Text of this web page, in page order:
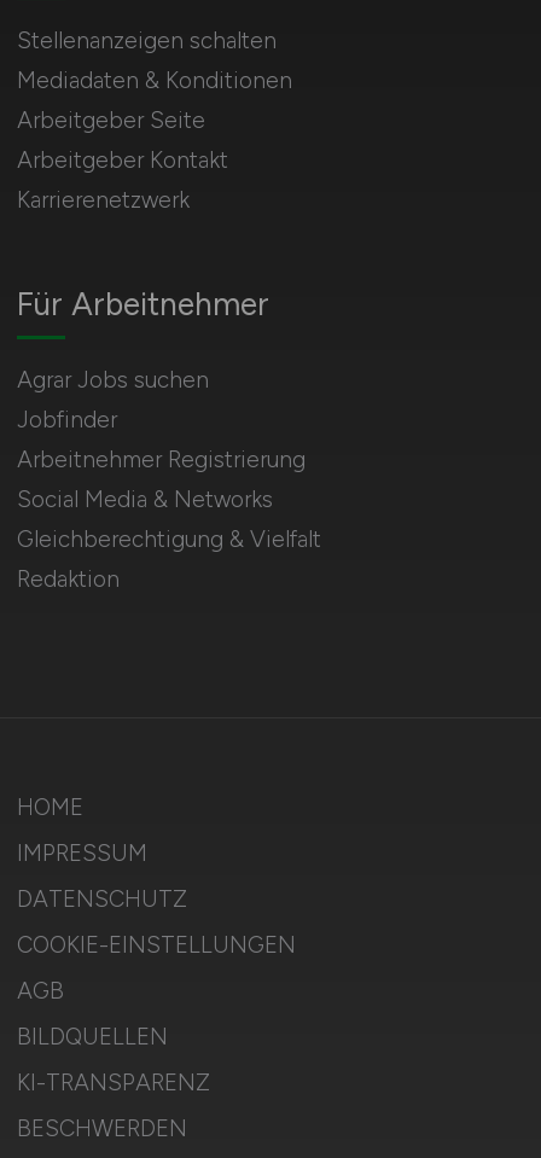
Für Arbeitnehmer
Agrar Jobs suchen
Jobfinder
Arbeitnehmer Registrierung
Social Media & Networks
Gleichberechtigung & Vielfalt
Redaktion
Stellenanzeigen schalten
Mediadaten & Konditionen
Arbeitgeber Seite
Arbeitgeber Kontakt
Karrierenetzwerk
HOME
IMPRESSUM
DATENSCHUTZ
COOKIE-EINSTELLUNGEN
AGB
BILDQUELLEN
KI-TRANSPARENZ
BESCHWERDEN